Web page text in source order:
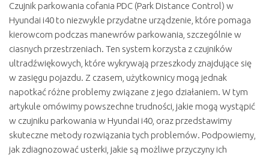
Czujnik parkowania cofania PDC (Park Distance Control) w
Hyundai i40 to niezwykle przydatne urządzenie, które pomaga
kierowcom podczas manewrów parkowania, szczególnie w
ciasnych przestrzeniach. Ten system korzysta z czujników
ultradźwiękowych, które wykrywają przeszkody znajdujące się
w zasięgu pojazdu. Z czasem, użytkownicy mogą jednak
napotkać różne problemy związane z jego działaniem. W tym
artykule omówimy powszechne trudności, jakie mogą wystąpić
w czujniku parkowania w Hyundai i40, oraz przedstawimy
skuteczne metody rozwiązania tych problemów. Podpowiemy,
jak zdiagnozować usterki, jakie są możliwe przyczyny ich